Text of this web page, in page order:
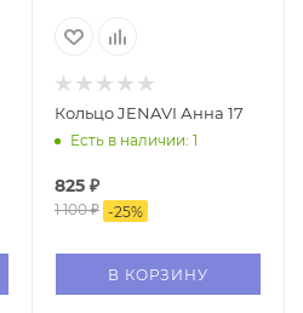
Кольцо JENAVI Анна 17
Есть в наличии: 1
825 ₽
1 100₽ -25%
В КОРЗИНУ